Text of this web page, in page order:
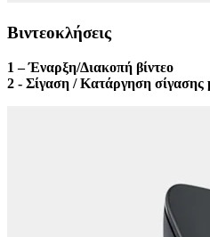
Βιντεοκλήσεις
1 – Έναρξη/Διακοπή βίντεο
2 - Σίγαση / Κατάργηση σίγασης